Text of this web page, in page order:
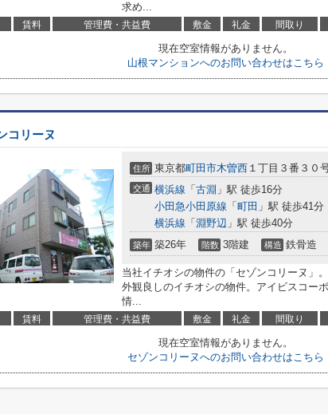
求め...
賃料 管理費・共益費 敷金 礼金 間取り
現在空室情報がありません。
山根マンションへのお問い合わせはこちら
コリーヌ
住所 東京都町田市木曽西 １丁目３番３０
交通 横浜線 「 古淵 」駅 徒歩16分
小田急小田原線 「 町田 」駅 徒歩41分
横浜線 「 淵野辺 」駅 徒歩40分
築年 築26年 階数 3階建 構造 鉄骨造
当社イチオシの物件の「セゾンコリーヌ」
外観良しのイチオシの物件。アイビスコー
情...
賃料 管理費・共益費 敷金 礼金 間取り
現在空室情報がありません。
セゾンコリーヌへのお問い合わせはこちら